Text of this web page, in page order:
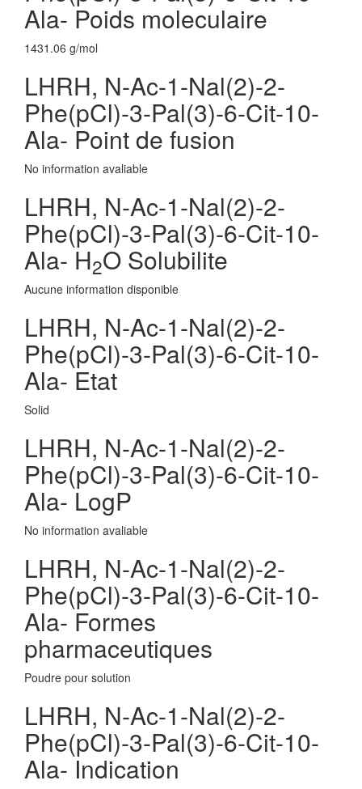
Ala- Poids moleculaire
1431.06 g/mol
LHRH, N-Ac-1-Nal(2)-2-
Phe(pCl)-3-Pal(3)-6-Cit-10-
Ala- Point de fusion
No information avaliable
LHRH, N-Ac-1-Nal(2)-2-
Phe(pCl)-3-Pal(3)-6-Cit-10-
Ala- H2O Solubilite
Aucune information disponible
LHRH, N-Ac-1-Nal(2)-2-
Phe(pCl)-3-Pal(3)-6-Cit-10-
Ala- Etat
Solid
LHRH, N-Ac-1-Nal(2)-2-
Phe(pCl)-3-Pal(3)-6-Cit-10-
Ala- LogP
No information avaliable
LHRH, N-Ac-1-Nal(2)-2-
Phe(pCl)-3-Pal(3)-6-Cit-10-
Ala- Formes
pharmaceutiques
Poudre pour solution
LHRH, N-Ac-1-Nal(2)-2-
Phe(pCl)-3-Pal(3)-6-Cit-10-
Ala- Indication